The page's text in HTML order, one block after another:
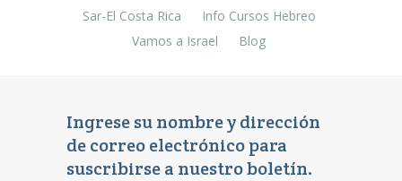
Sar-El Costa Rica
Info Cursos Hebreo
Vamos a Israel
Blog
Ingrese su nombre y dirección
de correo electrónico para
suscribirse a nuestro boletín.